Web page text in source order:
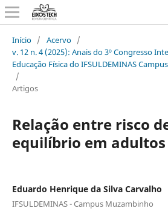
Início / Acervo /
v. 12 n. 4 (2025): Anais do 3º Congresso
Educação Física do IFSULDEMINAS
/
Artigos
Relação entre risco
equilíbrio em
Eduardo Henrique da Silva Carvalho
IFSULDEMINAS - Campus Muzambinho